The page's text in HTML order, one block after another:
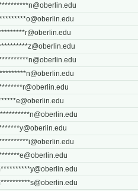
n@oberlin.edu
o@oberlin.edu
r@oberlin.edu
z@oberlin.edu
n@oberlin.edu
n@oberlin.edu
r@oberlin.edu
e@oberlin.edu
n@oberlin.edu
y@oberlin.edu
i@oberlin.edu
e@oberlin.edu
y@oberlin.edu
s@oberlin.edu